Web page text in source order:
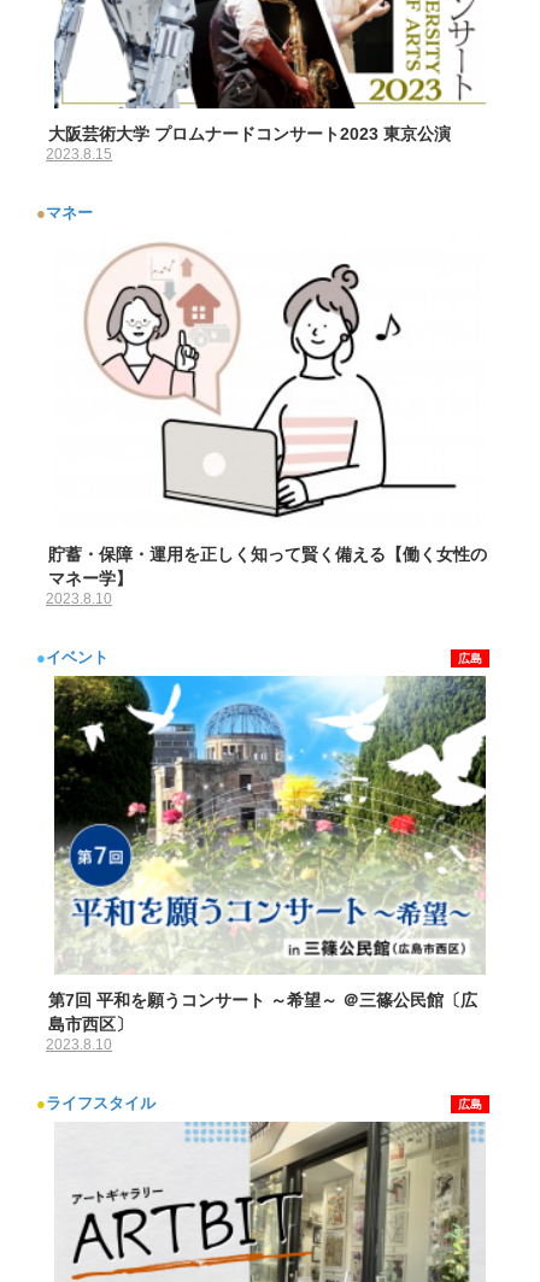
大阪芸術大学 プロムナードコンサート2023 東京公演
2023.8.15
●マネー
貯蓄・保障・運用を正しく知って賢く備える【働く女性の
マネー学】
2023.8.10
●イベント 広島
第7回 平和を願うコンサート ～希望～ ＠三篠公民館〔広
島市西区〕
2023.8.10
●ライフスタイル 広島